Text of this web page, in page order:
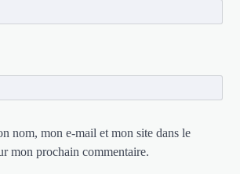
nom, mon e-mail et mon site dans le
mon prochain commentaire.